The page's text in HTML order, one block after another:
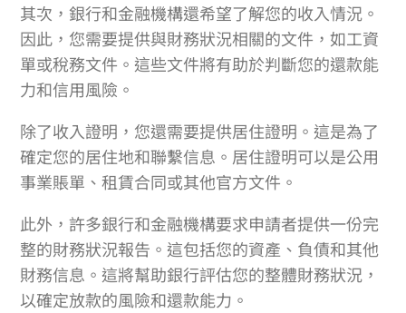
其次，銀行和金融機構還希望了解您的收入情況。
因此，您需要提供與財務狀況相關的文件，如工資
單或稅務文件。這些文件將有助於判斷您的還款能
力和信用風險。
除了收入證明，您還需要提供居住證明。這是為了
確定您的居住地和聯繫信息。居住證明可以是公用
事業賬單、租賃合同或其他官方文件。
此外，許多銀行和金融機構要求申請者提供一份完
整的財務狀況報告。這包括您的資產、負債和其他
財務信息。這將幫助銀行評估您的整體財務狀況，
以確定放款的風險和還款能力。